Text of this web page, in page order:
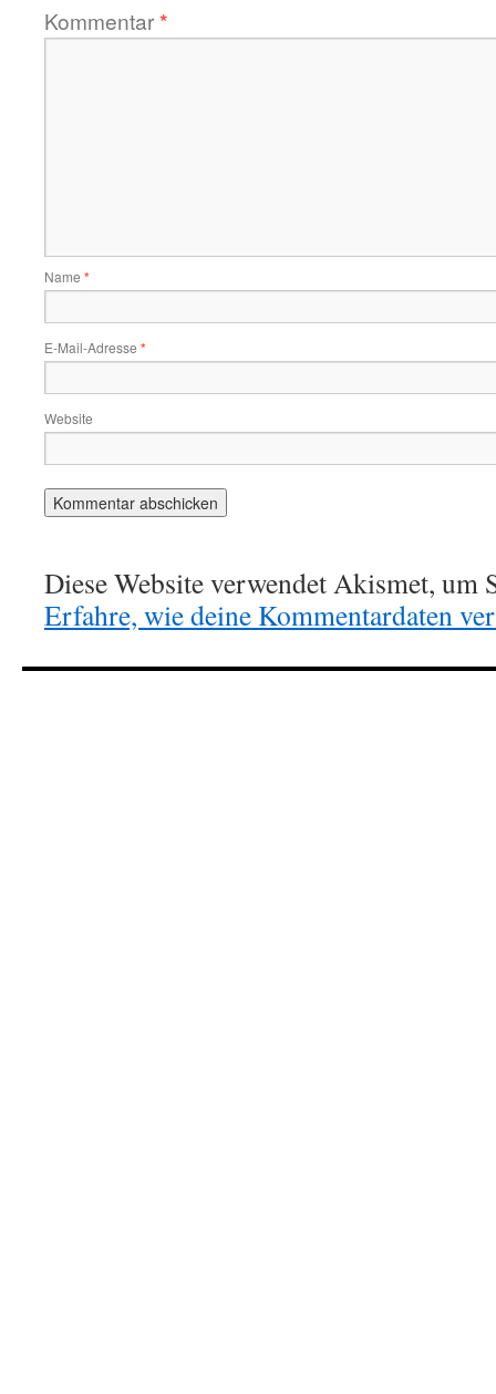
Kommentar*
Name *
E-Mail-Adresse *
Website
Diese Website verwendet Akismet, um
Erfahre, wie deine Kommentardaten